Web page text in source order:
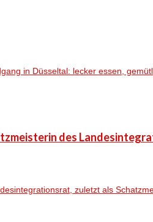
in Düsseltal: lecker essen,
des
zuletzt als